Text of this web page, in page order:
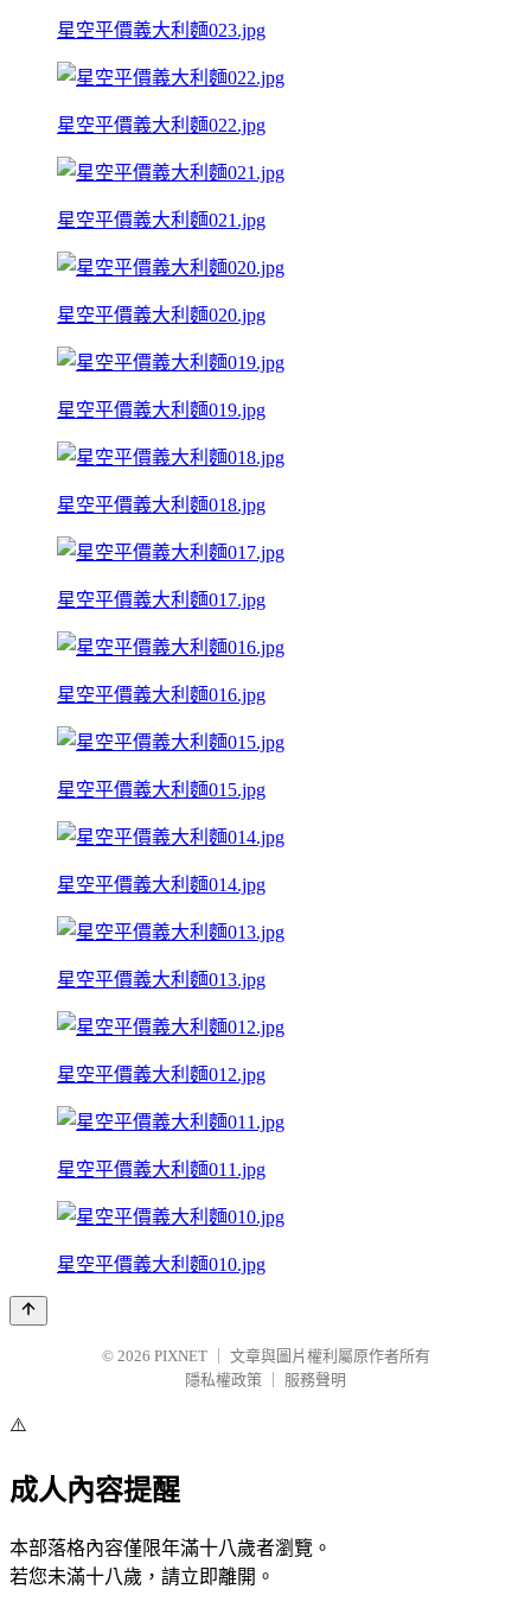
星空平價義大利麵023.jpg
星空平價義大利麵022.jpg
星空平價義大利麵021.jpg
星空平價義大利麵020.jpg
星空平價義大利麵019.jpg
星空平價義大利麵018.jpg
星空平價義大利麵017.jpg
星空平價義大利麵016.jpg
星空平價義大利麵015.jpg
星空平價義大利麵014.jpg
星空平價義大利麵013.jpg
星空平價義大利麵012.jpg
星空平價義大利麵011.jpg
星空平價義大利麵010.jpg
© 2026 PIXNET
文章與圖片權利屬原作者所有
隱私權政策
服務聲明
⚠️
成人內容提醒
本部落格內容僅限年滿十八歲者瀏覽。
若您未滿十八歲，請立即離開。